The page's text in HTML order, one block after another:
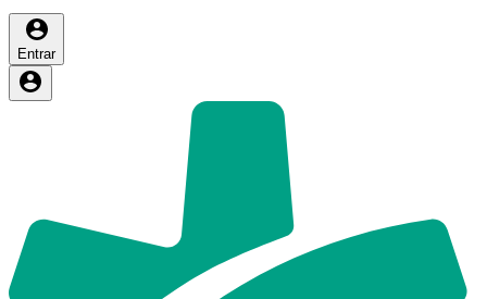
Entrar